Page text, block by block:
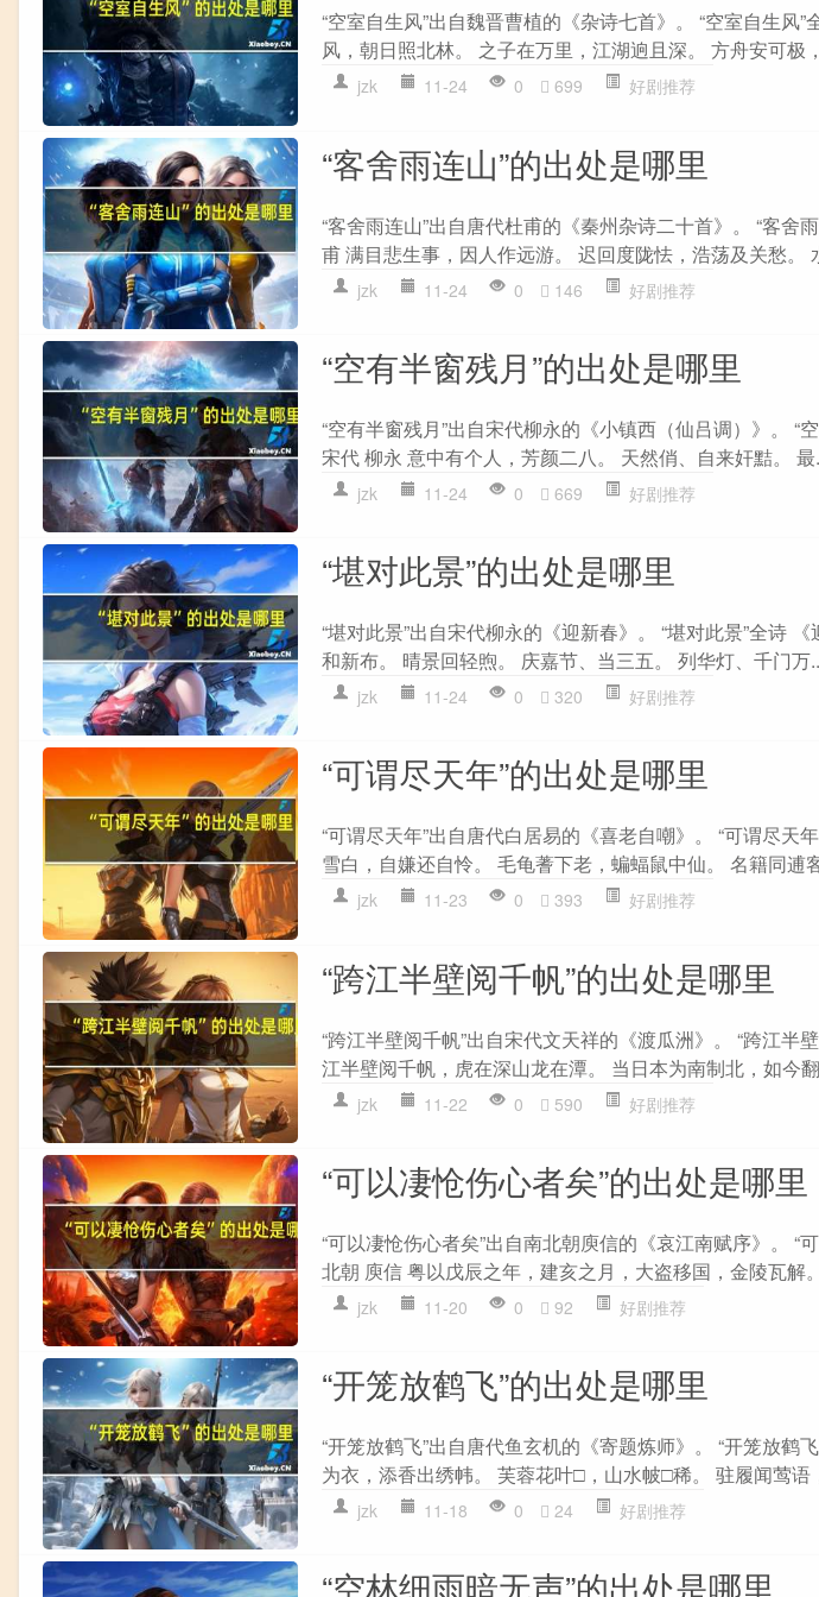
“空室自生风”出自魏晋曹植的《杂诗七首》。 “空室自生风
风，朝日照北林。 之子在万里，江湖逈且深。 方舟安可极
jzk 11-24 0 699 好剧推荐
“客舍雨连山”的出处是哪里
“客舍雨连山”出自唐代杜甫的《秦州杂诗二十首》。 “客舍
甫 满目悲生事，因人作远游。 迟回度陇怯，浩荡及关愁。
jzk 11-24 0 146 好剧推荐
“空有半窗残月”的出处是哪里
“空有半窗残月”出自宋代柳永的《小镇西（仙吕调）》。 “
宋代 柳永 意中有个人，芳颜二八。 天然俏、自来奸黠。 最
jzk 11-24 0 669 好剧推荐
“堪对此景”的出处是哪里
“堪对此景”出自宋代柳永的《迎新春》。 “堪对此景”全诗
和新布。 晴景回轻煦。 庆嘉节、当三五。 列华灯、千门万
jzk 11-24 0 320 好剧推荐
“可谓尽天年”的出处是哪里
“可谓尽天年”出自唐代白居易的《喜老自嘲》。 “可谓尽天
雪白，自嫌还自怜。 毛龟蓍下老，蝙蝠鼠中仙。 名籍同逋
jzk 11-23 0 393 好剧推荐
“跨江半壁阅千帆”的出处是哪里
“跨江半壁阅千帆”出自宋代文天祥的《渡瓜洲》。 “跨江半
江半壁阅千帆，虎在深山龙在潭。 当日本为南制北，如今
jzk 11-22 0 590 好剧推荐
“可以凄怆伤心者矣”的出处是哪里
“可以凄怆伤心者矣”出自南北朝庾信的《哀江南赋序》。 “
北朝 庾信 粤以戊辰之年，建亥之月，大盗移国，金陵瓦解
jzk 11-20 0 92 好剧推荐
“开笼放鹤飞”的出处是哪里
“开笼放鹤飞”出自唐代鱼玄机的《寄题炼师》。 “开笼放鹤
为衣，添香出绣帏。 芙蓉花叶□，山水帔□稀。 驻履闻莺语
jzk 11-18 0 24 好剧推荐
“空林细雨暗无声”的出处是哪里